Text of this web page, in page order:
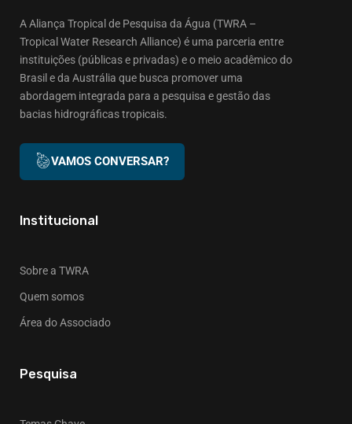
A Aliança Tropical de Pesquisa da Água (TWRA –
Tropical Water Research Alliance) é uma parceria entre
instituições (públicas e privadas) e o meio acadêmico do
Brasil e da Austrália que busca promover uma
abordagem integrada para a pesquisa e gestão das
bacias hidrográficas tropicais.
VAMOS CONVERSAR?
Institucional
Sobre a TWRA
Quem somos
Área do Associado
Pesquisa